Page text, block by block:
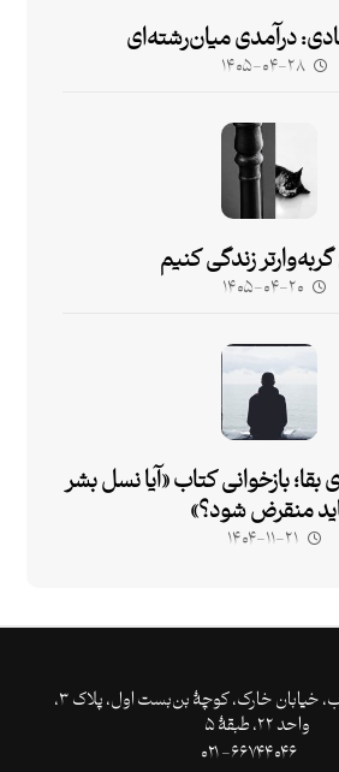
درآمدی میان‌رشته‌ای
۱۴۰۵-۰۴-۲۸
زندگی کنیم
۱۴۰۵-۰۴-۲۰
بقا؛ بازخوانی کتاب «آیا نسل بشر
منقرض شود؟»
۱۴۰۴-۱۱-۲۱
تهـران،‌ خیابان انقلاب، خیابان خارک، کوچۀ بن‌بست اول، پلاک ۳،
واحد ۲۲، طبقۀ ۵